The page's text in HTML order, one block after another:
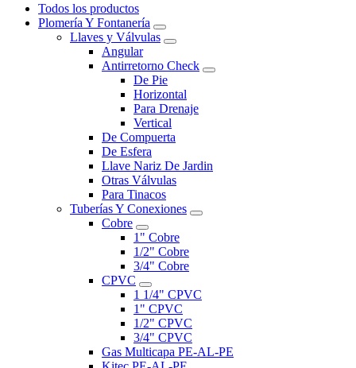
Todos los productos
Plomería Y Fontanería
Llaves y Válvulas
Angular
Antirretorno Check
De Pie
Horizontal
Para Drenaje
Vertical
De Compuerta
De Esfera
Llave Nariz De Jardin
Otras Válvulas
Para Tinacos
Tuberías Y Conexiones
Cobre
1" Cobre
1/2" Cobre
3/4" Cobre
CPVC
1 1/4" CPVC
1" CPVC
1/2" CPVC
3/4" CPVC
Gas Multicapa PE-AL-PE